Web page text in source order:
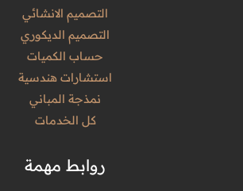
التصميم الانشائي
التصميم الديكوري
حساب الكميات
استشارات هندسية
نمذجة المباني
كل الخدمات
روابط مهمة